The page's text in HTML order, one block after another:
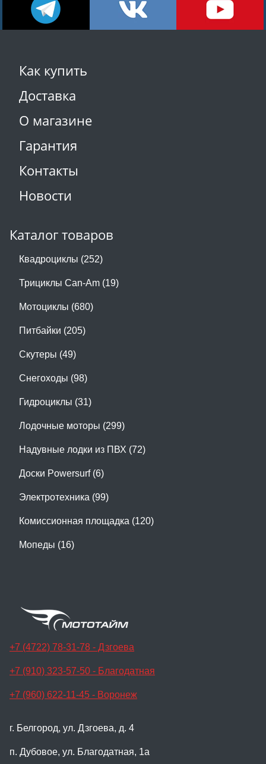
Как купить
Доставка
О магазине
Гарантия
Контакты
Новости
Каталог товаров
Квадроциклы (252)
Трициклы Can-Am (19)
Мотоциклы (680)
Питбайки (205)
Скутеры (49)
Снегоходы (98)
Гидроциклы (31)
Лодочные моторы (299)
Надувные лодки из ПВХ (72)
Доски Powersurf (6)
Электротехника (99)
Комиссионная площадка (120)
Мопеды (16)
+7 (4722) 78-31-78 - Дзгоева
+7 (910) 323-57-50 - Благодатная
+7 (960) 622-11-45 - Воронеж
г. Белгород, ул. Дзгоева, д. 4
п. Дубовое, ул. Благодатная, 1а